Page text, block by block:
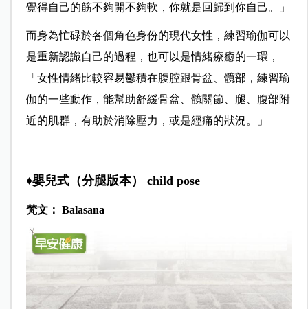
覺得自己的筋不夠開不夠軟，你就是回歸到你自己。」
而身為忙碌於各個角色身份的現代女性，練習瑜伽可以
是重新認識自己的過程，也可以是情緒療癒的一環，
「女性情緒比較容易鬱積在腹腔跟骨盆、髖部，練習瑜
伽的一些動作，能幫助舒緩骨盆、髖關節、腿、腹部附
近的肌群，有助於消除壓力，或是經痛的狀況。」
♦嬰兒式（分腿版本） child pose
梵文： Balasana